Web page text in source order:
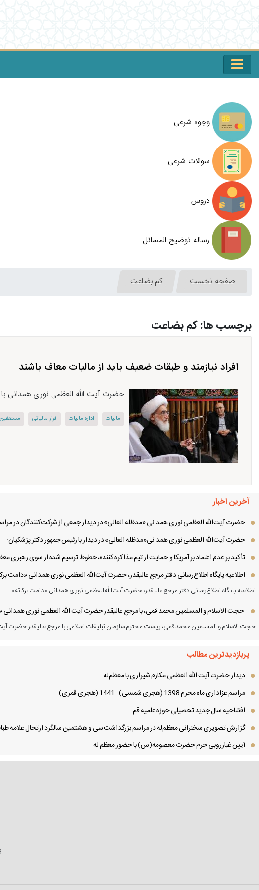
وجوه شرعی
سوالات شرعی
دروس
رساله توضیح المسائل
صفحه نخست کم بضاعت
برچسب ها: کم بضاعت
افراد نیازمند و طبقات ضعیف باید از مالیات معاف باشند
حضرت آیت الله العظمی نوری همدانی با
مالیات اداره مالیات فرار مالیاتی مستعفین
آخرین اخبار
حضرت آیت‌الله العظمی نوری همدانی «مدظله العالی» در دیدار جمعی از شرکت‌کنندگان در
حضرت آیت‌الله العظمی نوری همدانی«مدظله العالی» در دیدار با رئیس جمهور دکتر پزشکیان:
تأکید بر عدم اعتماد بر آمریکا و حمایت از تیم مذاکره کننده، خطوط ترسیم شده از سوی رهبری
اطلاعیه پایگاه اطلاع‌رسانی دفتر مرجع عالیقدر، حضرت آیت‌الله العظمی نوری همدانی «دامت
اطلاعیه پایگاه اطلاع‌رسانی دفتر مرجع عالیقدر، حضرت آیت‌الله العظمی نوری همدانی «دامت برکاته»
حجت الاسلام و المسلمین محمد قمی، با مرجع عالیقدر حضرت آیت الله العظمی نوری همدانی
حجت الاسلام و المسلمین محمد قمی، ریاست محترم سازمان تبلیغات اسلامی با مرجع عالیقدر حضرت
پربازدیدترین مطالب
دیدار حضرت آیت الله العظمی مكارم شیرازی با معظم‌له
مراسم عزاداری ماه محرم 1398 (هجری شمسی) - 1441 (هجری قمری)
افتتاحیه سال جدید تحصیلی حوزه علمیه قم
گزارش تصویری سخنرانی معظم‌له در مراسم بزرگداشت سی و هشتمین سالگرد ارتحال علامه
آیین غبارروبی حرم حضرت معصومه(س) با حضور معظم له